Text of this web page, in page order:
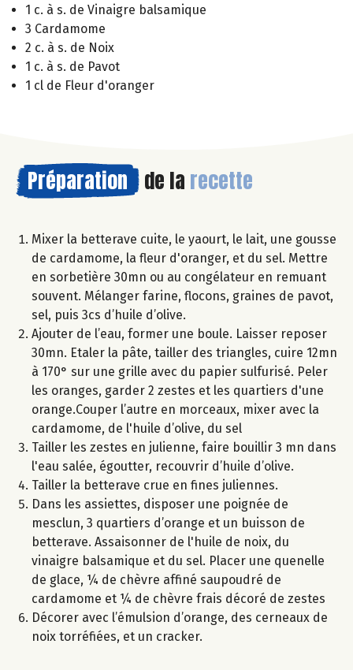
1 c. à s. de Vinaigre balsamique
3 Cardamome
2 c. à s. de Noix
1 c. à s. de Pavot
1 cl de Fleur d'oranger
Préparation de la recette
Mixer la betterave cuite, le yaourt, le lait, une gousse
de cardamome, la fleur d'oranger, et du sel. Mettre
en sorbetière 30mn ou au congélateur en remuant
souvent. Mélanger farine, flocons, graines de pavot,
sel, puis 3cs d’huile d’olive.
Ajouter de l’eau, former une boule. Laisser reposer
30mn. Etaler la pâte, tailler des triangles, cuire 12mn
à 170° sur une grille avec du papier sulfurisé. Peler
les oranges, garder 2 zestes et les quartiers d'une
orange.Couper l’autre en morceaux, mixer avec la
cardamome, de l'huile d’olive, du sel
Tailler les zestes en julienne, faire bouillir 3 mn dans
l'eau salée, égoutter, recouvrir d’huile d’olive.
Tailler la betterave crue en fines juliennes.
Dans les assiettes, disposer une poignée de
mesclun, 3 quartiers d’orange et un buisson de
betterave. Assaisonner de l'huile de noix, du
vinaigre balsamique et du sel. Placer une quenelle
de glace, ¼ de chèvre affiné saupoudré de
cardamome et ¼ de chèvre frais décoré de zestes
Décorer avec l’émulsion d’orange, des cerneaux de
noix torréfiées, et un cracker.